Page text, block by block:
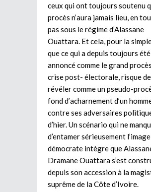
ceux qui ont toujours soutenu
procès n’aura jamais lieu, en
pas sous le régime d’Alassane
Ouattara. Et cela, pour la
que ce qui a depuis toujours été
annoncé comme le grand
crise post- électorale, risque
révéler comme un pseudo-
fond d’acharnement d’un
contre ses adversaires
d’hier. Un scénario qui ne
d’entamer sérieusement
démocrate intègre que
Dramane Ouattara s’est
depuis son accession à la
suprême de la Côte d’Ivoire.